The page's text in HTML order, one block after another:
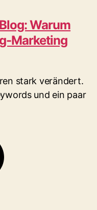
Warum
Marketing
stark verändert.
und ein paar